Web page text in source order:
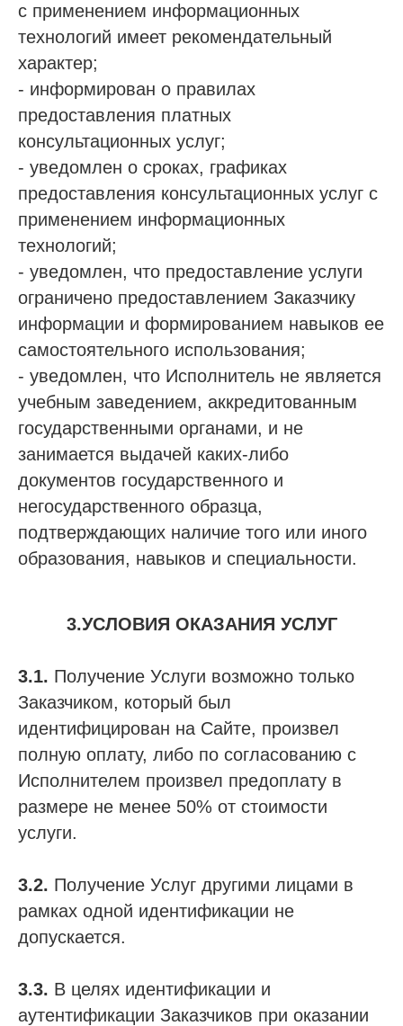
с применением информационных
технологий имеет рекомендательный
характер;
- информирован о правилах
предоставления платных
консультационных услуг;
- уведомлен о сроках, графиках
предоставления консультационных услуг с
применением информационных
технологий;
- уведомлен, что предоставление услуги
ограничено предоставлением Заказчику
информации и формированием навыков ее
самостоятельного использования;
- уведомлен, что Исполнитель не является
учебным заведением, аккредитованным
государственными органами, и не
занимается выдачей каких-либо
документов государственного и
негосударственного образца,
подтверждающих наличие того или иного
образования, навыков и специальности.
3.УСЛОВИЯ ОКАЗАНИЯ УСЛУГ
3.1. Получение Услуги возможно только
Заказчиком, который был
идентифицирован на Сайте, произвел
полную оплату, либо по согласованию с
Исполнителем произвел предоплату в
размере не менее 50% от стоимости
услуги.
3.2. Получение Услуг другими лицами в
рамках одной идентификации не
допускается.
3.3. В целях идентификации и
аутентификации Заказчиков при оказании